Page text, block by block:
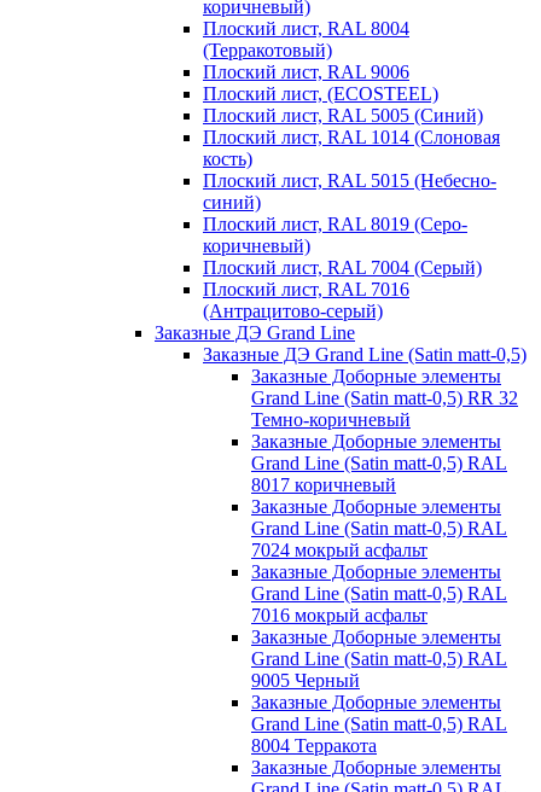
коричневый)
Плоский лист, RAL 8004
(Терракотовый)
Плоский лист, RAL 9006
Плоский лист, (ECOSTEEL)
Плоский лист, RAL 5005 (Синий)
Плоский лист, RAL 1014 (Слоновая
кость)
Плоский лист, RAL 5015 (Небесно-
синий)
Плоский лист, RAL 8019 (Серо-
коричневый)
Плоский лист, RAL 7004 (Серый)
Плоский лист, RAL 7016
(Антрацитово-серый)
Заказные ДЭ Grand Line
Заказные ДЭ Grand Line (Satin matt-0,5)
Заказные Доборные элементы
Grand Line (Satin matt-0,5) RR 32
Темно-коричневый
Заказные Доборные элементы
Grand Line (Satin matt-0,5) RAL
8017 коричневый
Заказные Доборные элементы
Grand Line (Satin matt-0,5) RAL
7024 мокрый асфальт
Заказные Доборные элементы
Grand Line (Satin matt-0,5) RAL
7016 мокрый асфальт
Заказные Доборные элементы
Grand Line (Satin matt-0,5) RAL
9005 Черный
Заказные Доборные элементы
Grand Line (Satin matt-0,5) RAL
8004 Терракота
Заказные Доборные элементы